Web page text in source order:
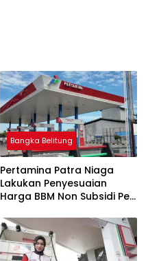
Bangka Belitung
Pertamina Patra Niaga
Lakukan Penyesuaian
Harga BBM Non Subsidi Per